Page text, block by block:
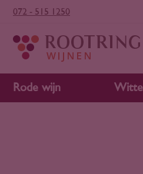
072 - 515 1250
Rode wijn